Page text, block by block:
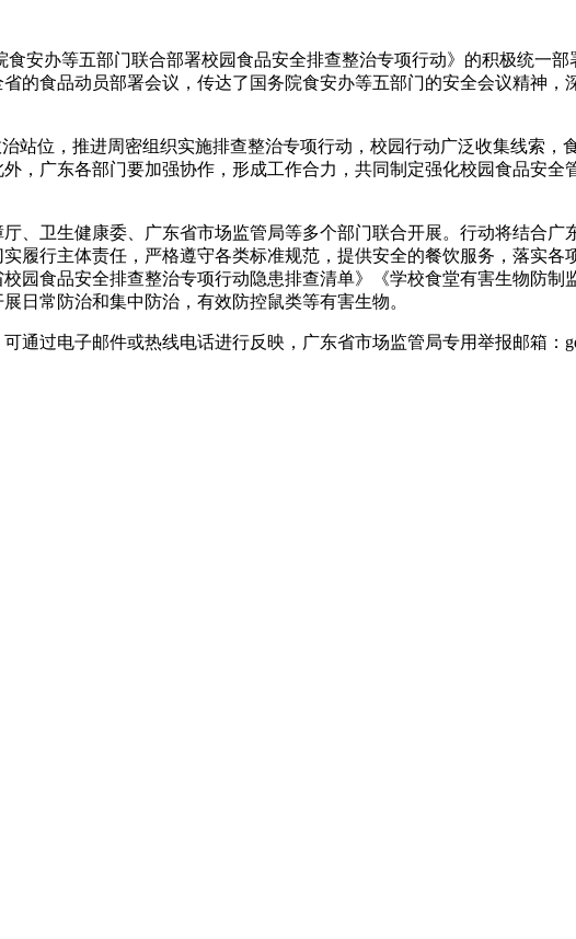
食安办等五部门联合部署校园食品安全排查整治专项行动》的积极统一
的食品动员部署会议，传达了国务院食安办等五部门的安全会议精神
站位，推进周密组织实施排查整治专项行动，校园行动广泛收集线索，
，广东各部门要加强协作，形成工作合力，共同制定强化校园食品安全
、卫生健康委、广东省市场监管局等多个部门联合开展。行动将结合广
履行主体责任，严格遵守各类标准规范，提供安全的餐饮服务，落实
园食品安全排查整治专项行动隐患排查清单》《学校食堂有害生物防制
日常防治和集中防治，有效防控鼠类等有害生物。
过电子邮件或热线电话进行反映，广东省市场监管局专用举报邮箱：